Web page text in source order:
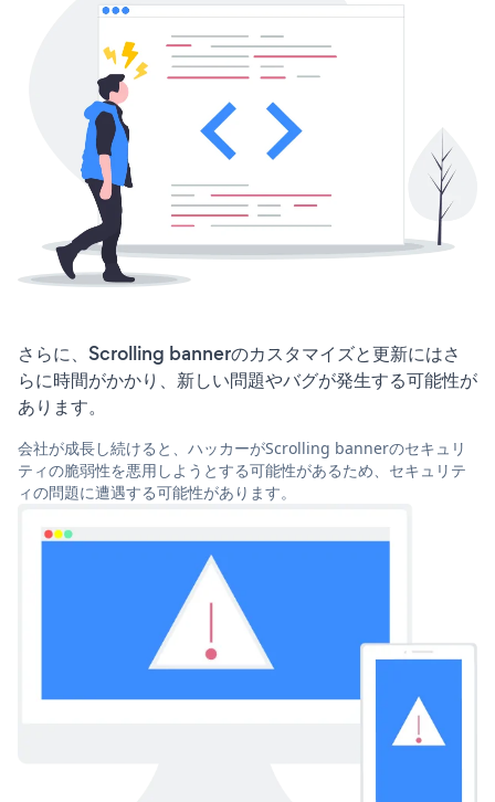
さらに、Scrolling bannerのカスタマイズと更新にはさ
らに時間がかかり、新しい問題やバグが発生する可能性が
あります。
会社が成長し続けると、ハッカーがScrolling bannerのセキュリ
ティの脆弱性を悪用しようとする可能性があるため、セキュリテ
ィの問題に遭遇する可能性があります。